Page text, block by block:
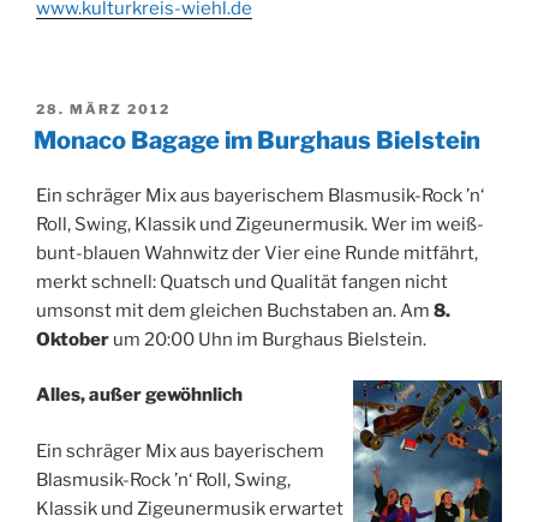
www.kulturkreis-wiehl.de
VERÖFFENTLICHT
AM
28. MÄRZ 2012
Monaco Bagage im Burghaus Bielstein
Ein schräger Mix aus bayerischem Blasmusik-Rock ’n‘
Roll, Swing, Klassik und Zigeunermusik. Wer im weiß-
bunt-blauen Wahnwitz der Vier eine Runde mitfährt,
merkt schnell: Quatsch und Qualität fangen nicht
umsonst mit dem gleichen Buchstaben an. Am 8.
Oktober um 20:00 Uhn im Burghaus Bielstein.
Alles, außer gewöhnlich
Ein schräger Mix aus bayerischem
Blasmusik-Rock ’n‘ Roll, Swing,
Klassik und Zigeunermusik erwartet